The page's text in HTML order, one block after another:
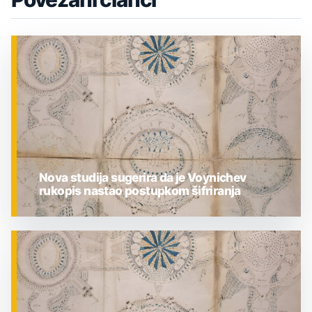
ZNANOST
Nova studija sugerira da je Voynichev
rukopis nastao postupkom šifriranja